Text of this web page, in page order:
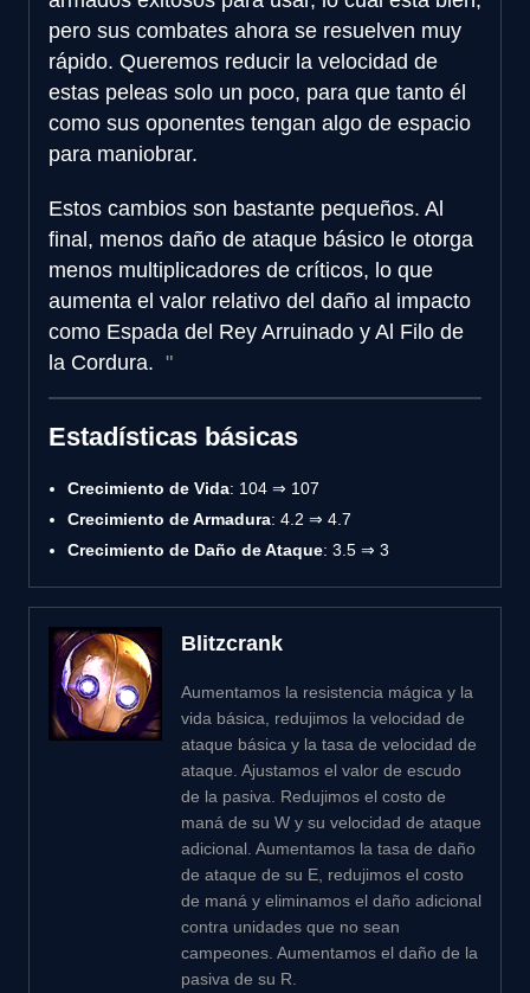
pero sus combates ahora se resuelven muy
rápido. Queremos reducir la velocidad de
estas peleas solo un poco, para que tanto él
como sus oponentes tengan algo de espacio
para maniobrar.
Estos cambios son bastante pequeños. Al
final, menos daño de ataque básico le otorga
menos multiplicadores de críticos, lo que
aumenta el valor relativo del daño al impacto
como Espada del Rey Arruinado y Al Filo de
la Cordura.
Estadísticas básicas
Crecimiento de Vida: 104 ⇒ 107
Crecimiento de Armadura: 4.2 ⇒ 4.7
Crecimiento de Daño de Ataque: 3.5 ⇒ 3
Blitzcrank
Aumentamos la resistencia mágica y la
vida básica, redujimos la velocidad de
ataque básica y la tasa de velocidad de
ataque. Ajustamos el valor de escudo
de la pasiva. Redujimos el costo de
maná de su W y su velocidad de ataque
adicional. Aumentamos la tasa de daño
de ataque de su E, redujimos el costo
de maná y eliminamos el daño adicional
contra unidades que no sean
campeones. Aumentamos el daño de la
pasiva de su R.